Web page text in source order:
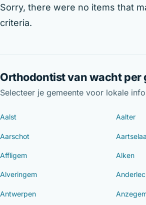
Sorry, there were no items that
criteria.
Orthodontist van wacht per
Selecteer je gemeente voor lokale
Aalst Aalter
Aarschot
Affligem Alken
Alveringem
Antwerpen